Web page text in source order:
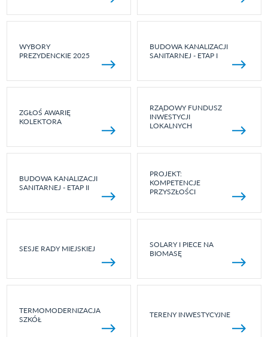
WYBORY
PREZYDENCKIE 2025
BUDOWA KANALIZACJI
SANITARNEJ - ETAP I
ZGŁOŚ AWARIĘ
KOLEKTORA
RZĄDOWY FUNDUSZ
INWESTYCJI
LOKALNYCH
BUDOWA KANALIZACJI
SANITARNEJ - ETAP II
PROJEKT:
KOMPETENCJE
PRZYSZŁOŚCI
SESJE RADY MIEJSKIEJ
SOLARY I PIECE NA
BIOMASĘ
TERMOMODERNIZACJA
SZKÓŁ
TERENY INWESTYCYJNE